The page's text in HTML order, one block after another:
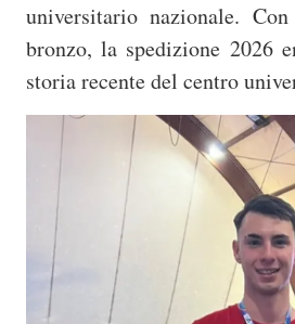
universitario nazionale.
bronzo, la spedizione 2026
storia recente del centro